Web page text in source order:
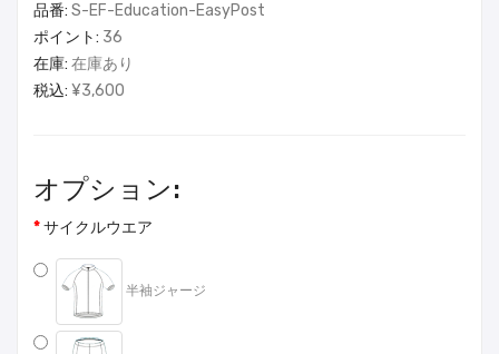
品番: S-EF-Education-EasyPost
ポイント: 36
在庫: 在庫あり
税込: ¥3,600
オプション:
サイクルウエア
半袖ジャージ